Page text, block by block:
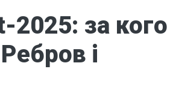
2025: за кого
і